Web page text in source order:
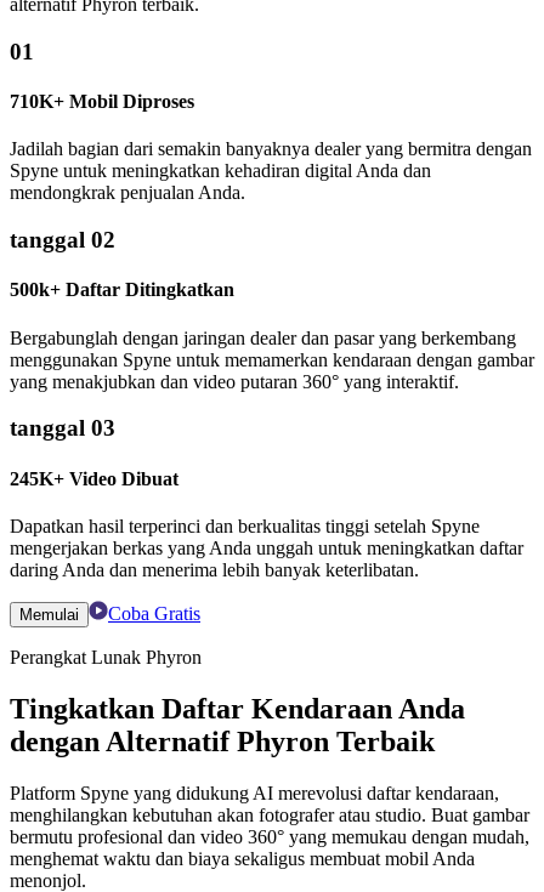
alternatif Phyron terbaik.
01
710K+ Mobil Diproses
Jadilah bagian dari semakin banyaknya dealer yang bermitra dengan
Spyne untuk meningkatkan kehadiran digital Anda dan
mendongkrak penjualan Anda.
tanggal 02
500k+ Daftar Ditingkatkan
Bergabunglah dengan jaringan dealer dan pasar yang berkembang
menggunakan Spyne untuk memamerkan kendaraan dengan gambar
yang menakjubkan dan video putaran 360° yang interaktif.
tanggal 03
245K+ Video Dibuat
Dapatkan hasil terperinci dan berkualitas tinggi setelah Spyne
mengerjakan berkas yang Anda unggah untuk meningkatkan daftar
daring Anda dan menerima lebih banyak keterlibatan.
Memulai Coba Gratis
Perangkat Lunak Phyron
Tingkatkan Daftar Kendaraan Anda
dengan Alternatif Phyron Terbaik
Platform Spyne yang didukung AI merevolusi daftar kendaraan,
menghilangkan kebutuhan akan fotografer atau studio. Buat gambar
bermutu profesional dan video 360° yang memukau dengan mudah,
menghemat waktu dan biaya sekaligus membuat mobil Anda
menonjol.